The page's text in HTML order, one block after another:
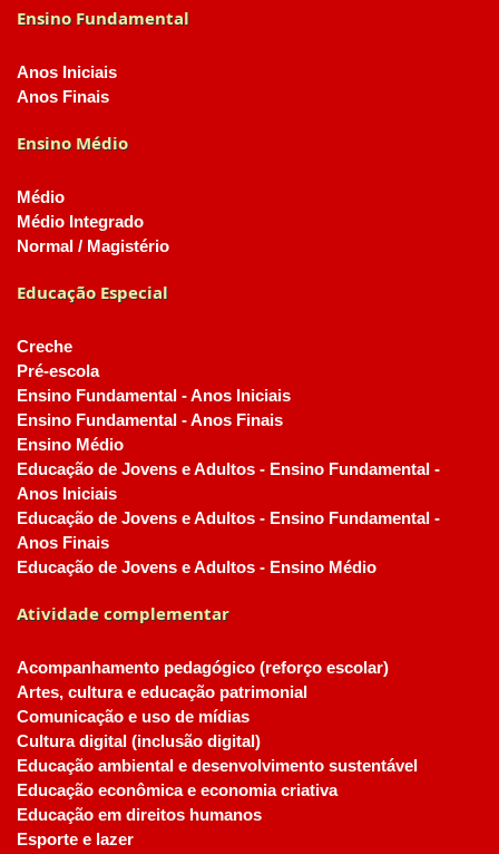
Ensino Fundamental
Anos Iniciais
Anos Finais
Ensino Médio
Médio
Médio Integrado
Normal / Magistério
Educação Especial
Creche
Pré-escola
Ensino Fundamental - Anos Iniciais
Ensino Fundamental - Anos Finais
Ensino Médio
Educação de Jovens e Adultos - Ensino Fundamental -
Anos Iniciais
Educação de Jovens e Adultos - Ensino Fundamental -
Anos Finais
Educação de Jovens e Adultos - Ensino Médio
Atividade complementar
Acompanhamento pedagógico (reforço escolar)
Artes, cultura e educação patrimonial
Comunicação e uso de mídias
Cultura digital (inclusão digital)
Educação ambiental e desenvolvimento sustentável
Educação econômica e economia criativa
Educação em direitos humanos
Esporte e lazer